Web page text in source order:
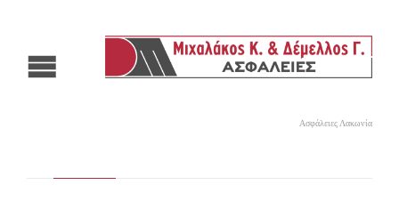
Ασφάλειες Λακωνία